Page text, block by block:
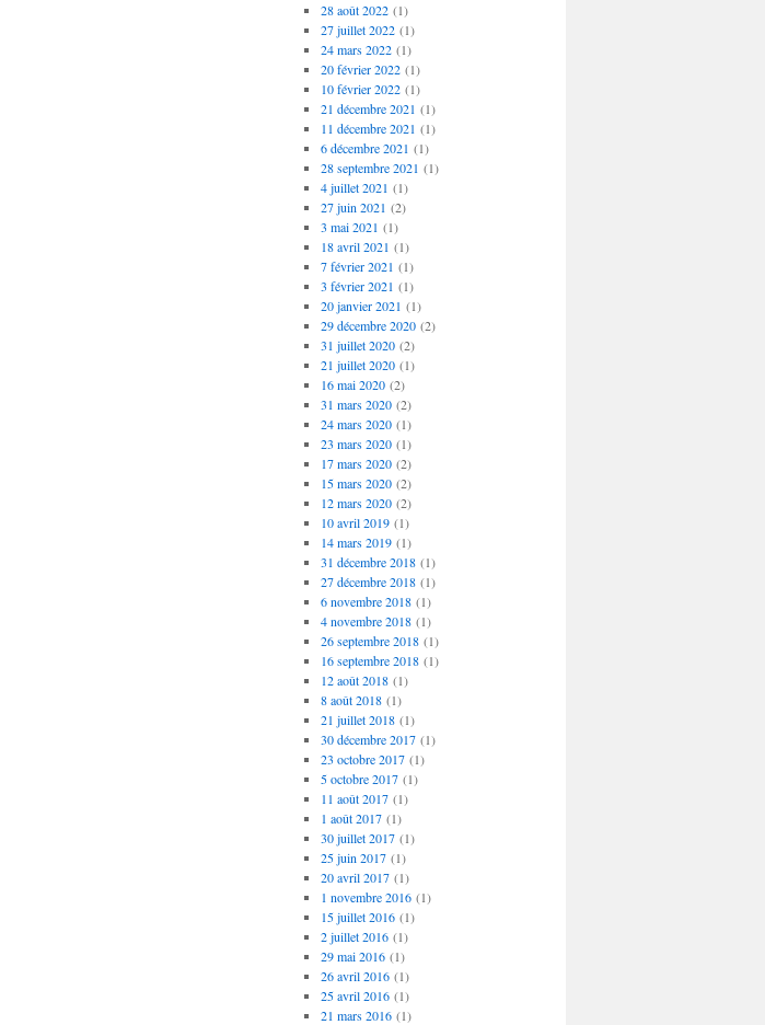
28 août 2022(1)
27 juillet 2022(1)
24 mars 2022(1)
20 février 2022(1)
10 février 2022(1)
21 décembre 2021 (1)
11 décembre 2021 (1)
6 décembre 2021 (1)
28 septembre 2021 (1)
4 juillet 2021 (1)
27 juin 2021 (2)
3 mai 2021 (1)
18 avril 2021 (1)
7 février 2021 (1)
3 février 2021 (1)
20 janvier 2021 (1)
29 décembre 2020(2)
31 juillet 2020(2)
21 juillet 2020(1)
16 mai 2020(2)
31 mars 2020(2)
24 mars 2020(1)
23 mars 2020(1)
17 mars 2020(2)
15 mars 2020(2)
12 mars 2020(2)
10 avril 2019(1)
14 mars 2019(1)
31 décembre 2018(1)
27 décembre 2018(1)
6 novembre 2018(1)
4 novembre 2018(1)
26 septembre 2018(1)
16 septembre 2018(1)
12 août 2018(1)
8 août 2018(1)
21 juillet 2018(1)
30 décembre 2017(1)
23 octobre 2017(1)
5 octobre 2017(1)
11 août 2017(1)
1 août 2017(1)
30 juillet 2017(1)
25 juin 2017(1)
20 avril 2017(1)
1 novembre 2016(1)
15 juillet 2016(1)
2 juillet 2016(1)
29 mai 2016(1)
26 avril 2016(1)
25 avril 2016(1)
21 mars 2016(1)